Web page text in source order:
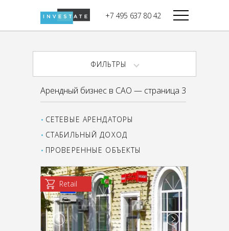
+7 495 637 80 42
Дикси
В башне
Запад
Башня Федерация-I
Восток
Город Столиц,
Северный блок
Город Столиц,
Южный блок
ФИЛЬТРЫ
Арендный бизнес в САО — страница 3
СЕТЕВЫЕ АРЕНДАТОРЫ
СТАБИЛЬНЫЙ ДОХОД
ПРОВЕРЕННЫЕ ОБЪЕКТЫ
Retail